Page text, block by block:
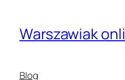
Warszawiak
Blog